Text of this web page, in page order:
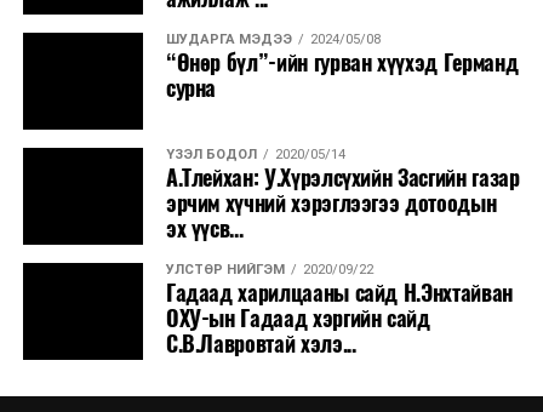
ШУДАРГА МЭДЭЭ 2024/05/08
“Өнөр бүл”-ийн гурван хүүхэд Германд
сурна
ҮЗЭЛ БОДОЛ 2020/05/14
А.Тлейхан: У.Хүрэлсүхийн Засгийн газар
эрчим хүчний хэрэглээгээ дотоодын
эх үүсв...
УЛСТӨР НИЙГЭМ 2020/09/22
Гадаад харилцааны сайд Н.Энхтайван
ОХУ-ын Гадаад хэргийн сайд
С.В.Лавровтай хэлэ...